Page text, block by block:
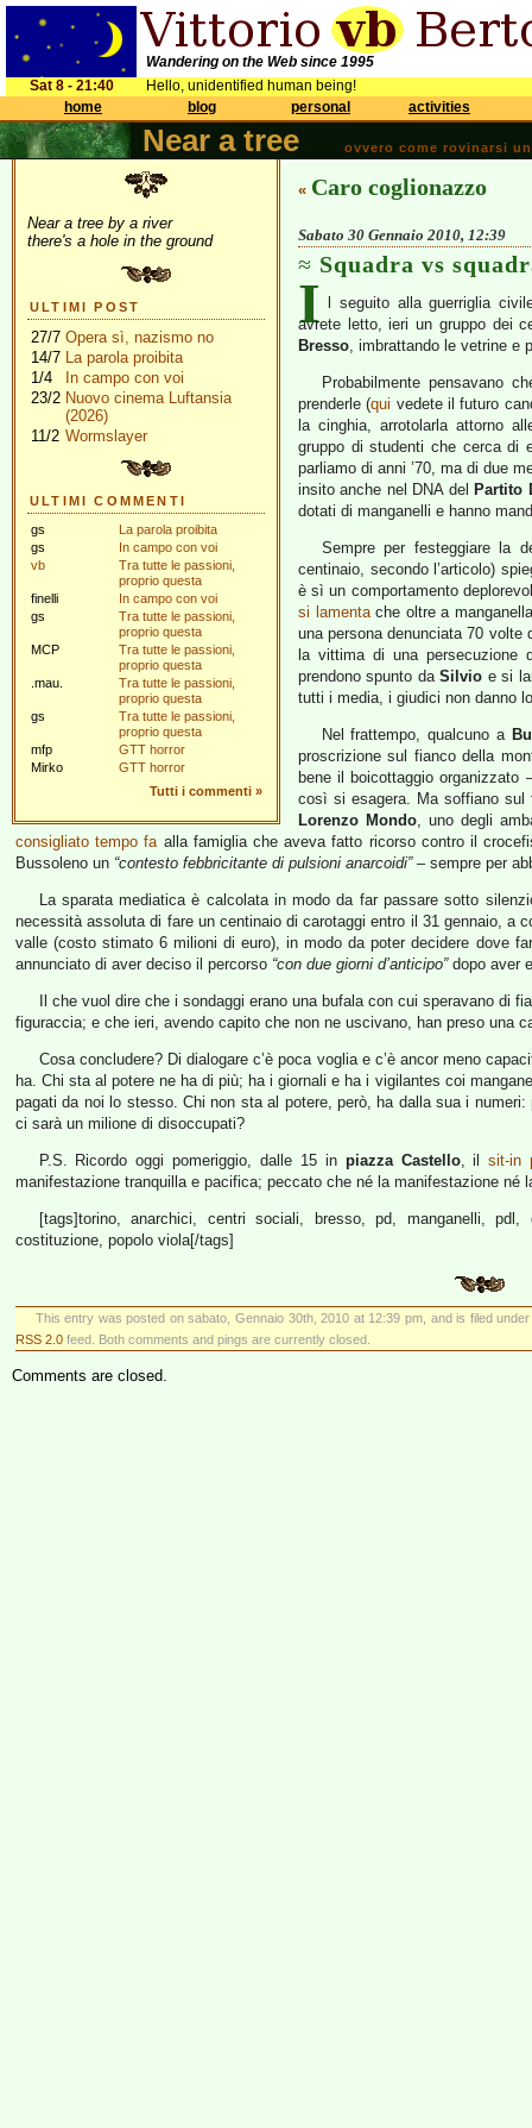
Wandering on the Web since 1995
Sat 8 - 21:40
Hello, unidentified human being!
home
blog personal activities
Near a tree ovvero come rovinarsi
Near a tree by a river
there's a hole in the ground
ULTIMI POST
27/7 Opera sì, nazismo no
14/7 La parola proibita
1/4
In campo con voi
23/2 Nuovo cinema Luftansia
(2026)
11/2 Wormslayer
ULTIMI COMMENTI
gs
La parola proibita
gs
In campo con voi
vb
Tra tutte le passioni,
proprio questa
finelli
In campo con voi
gs
Tra tutte le passioni,
proprio questa
MCP
Tra tutte le passioni,
proprio questa
.mau.
Tra tutte le passioni,
proprio questa
gs
Tra tutte le passioni,
proprio questa
mfp
GTT horror
Mirko
GTT horror
Tutti i commenti »
« Caro coglionazzo
Sabato 30 Gennaio 2010, 12:39
Squadra vs
I
l seguito alla guerriglia
avrete letto, ieri un gruppo dei
Bresso, imbrattando le vetrine e
Probabilmente pensavano
prenderle (qui vedete il futuro
la cinghia, arrotolarla attorno
gruppo di studenti che cerca di
parliamo di anni ’70, ma di due
insito anche nel DNA del Partito
dotati di manganelli e hanno
Sempre per festeggiare la
centinaio, secondo l’articolo)
è sì un comportamento
si lamentache oltre a
una persona denunciata 70 volte
la vittima di una
prendono spunto daSilvio e si
tutti i media, i giudici non danno
Nel frattempo, qualcuno a
proscrizione sul fianco della
bene il boicottaggio
così si esagera. Ma soffiano sul
Lorenzo Mondo, uno degli
consigliato tempo faalla famiglia che aveva fatto ricorso contro il
Bussoleno un “contesto febbricitante di pulsioni anarcoidi”– sempre per
La sparata mediatica è calcolata in modo da far passare sotto
necessità assoluta di fare un centinaio di carotaggi entro il 31 gennaio, a
valle (costo stimato 6 milioni di euro), in modo da poter decidere dove
annunciato di aver deciso il percorso “con due giorni d’anticipo”dopo aver
Il che vuol dire che i sondaggi erano una bufala con cui speravano di
figuraccia; e che ieri, avendo capito che non ne uscivano, han preso una
Cosa concludere? Di dialogare c’è poca voglia e c’è ancor meno
ha. Chi sta al potere ne ha di più; ha i giornali e ha i vigilantes coi
pagati da noi lo stesso. Chi non sta al potere, però, ha dalla sua i
ci sarà un milione di disoccupati?
P.S. Ricordo oggi pomeriggio, dalle 15 in piazza Castello, ilsit-in
manifestazione tranquilla e pacifica; peccato che né la manifestazione né
[tags]torino, anarchici, centri sociali, bresso, pd, manganelli,
costituzione, popolo viola[/tags]
This entry was posted on sabato, Gennaio 30th, 2010 at 12:39 pm, and is filed
RSS 2.0 feed. Both comments and pings are currently closed.
Comments are closed.